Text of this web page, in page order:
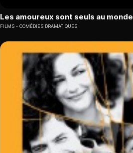
Les amoureux sont seuls au monde
FILMS COMÉDIES DRAMATIQUES